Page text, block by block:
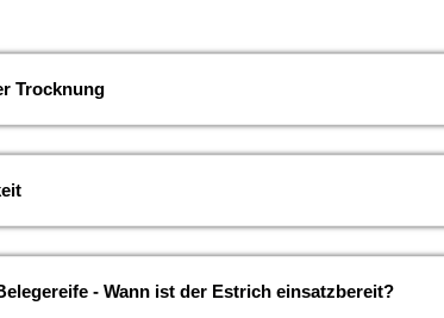
Trocknung
- Wann ist der Estrich einsatzbereit?